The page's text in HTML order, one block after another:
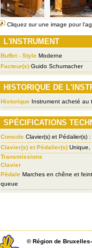
Cliquez sur une image pour
L'INSTRUMENT
Buffet - Style Moderne
Facteur(s) Guido Schumacher
HISTORIQUE DE
Historique Instrument acheté au
SPÉCIFICATIONS
Console Clavier(s) et Pédalier(s) :
Clavier(s) et Pédalier(s) Unique,
Transmissions
Clavier
Pédale Marches en chêne et
queue
©Région de